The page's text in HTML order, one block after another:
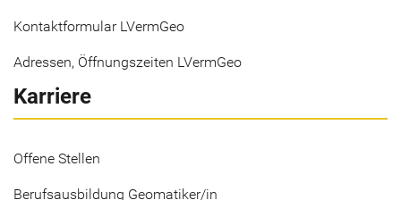
Kontaktformular LVermGeo
Adressen, Öffnungszeiten LVermGeo
Karriere
Offene Stellen
Berufsausbildung Geomatiker/in